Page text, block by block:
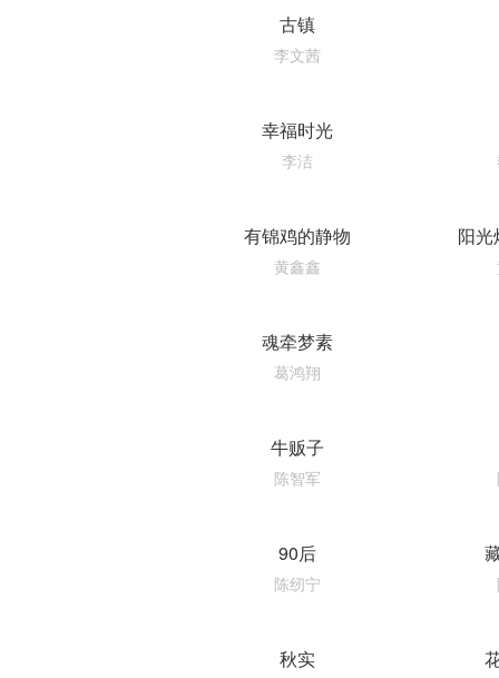
古镇
李文茜
幸福时光
李洁
有锦鸡的静物
黄鑫鑫
阳
魂牵梦素
葛鸿翔
牛贩子
陈智军
90后
陈纫宁
秋实